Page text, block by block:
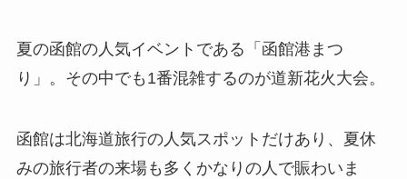
夏の函館の人気イベントである「函館港まつ
り」。その中でも1番混雑するのが道新花火大会。
函館は北海道旅行の人気スポットだけあり、夏休
みの旅行者の来場も多くかなりの人で賑わいま